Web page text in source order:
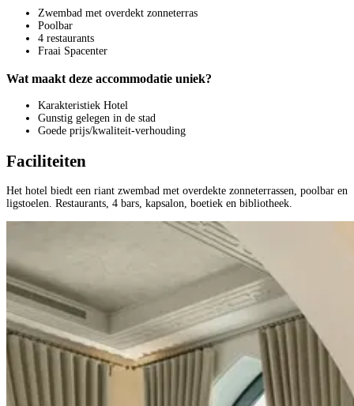
Zwembad met overdekt zonneterras
Poolbar
4 restaurants
Fraai Spacenter
Wat maakt deze accommodatie uniek?
Karakteristiek Hotel
Gunstig gelegen in de stad
Goede prijs/kwaliteit-verhouding
Faciliteiten
Het hotel biedt een riant zwembad met overdekte zonneterrassen, poolbar en
ligstoelen. Restaurants, 4 bars, kapsalon, boetiek en bibliotheek.